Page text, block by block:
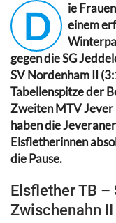
D
ie
einem
gegen dieSG
SV Nordenham II
Tabellenspitze der
Zweiten MTV Jever
haben die
Elsfletherinnen
die Pause.
Elsflether TB –
Zwischenahn